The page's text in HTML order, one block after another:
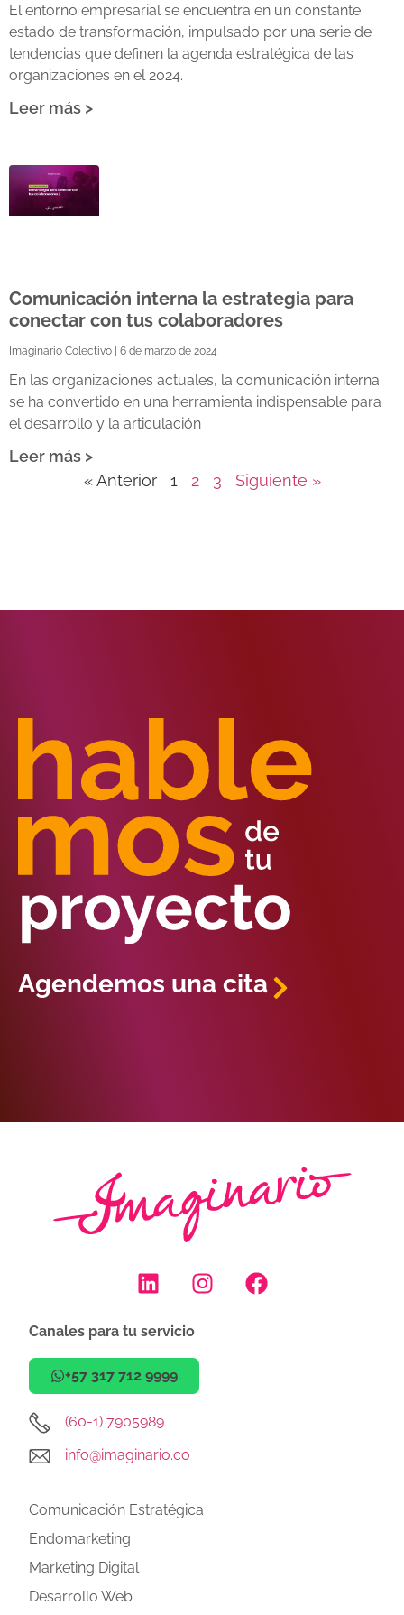
El entorno empresarial se encuentra en un constante
estado de transformación, impulsado por una serie de
tendencias que definen la agenda estratégica de las
organizaciones en el 2024.
Leer más >
Comunicación interna la estrategia para
conectar con tus colaboradores
Imaginario Colectivo 6 de marzo de 2024
En las organizaciones actuales, la comunicación interna
se ha convertido en una herramienta indispensable para
el desarrollo y la articulación
Leer más >
« Anterior
1 2 3 Siguiente »
Agendemos una cita
Canales para tu servicio
+57 317 712 9999
(60-1) 7905989
info@imaginario.co
Comunicación Estratégica
Endomarketing
Marketing Digital
Desarrollo Web